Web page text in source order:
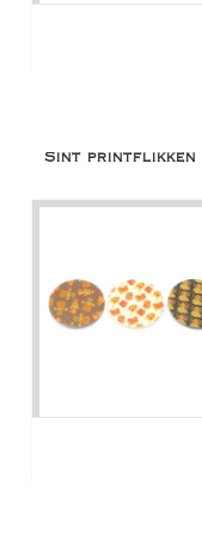
Sint printflikken